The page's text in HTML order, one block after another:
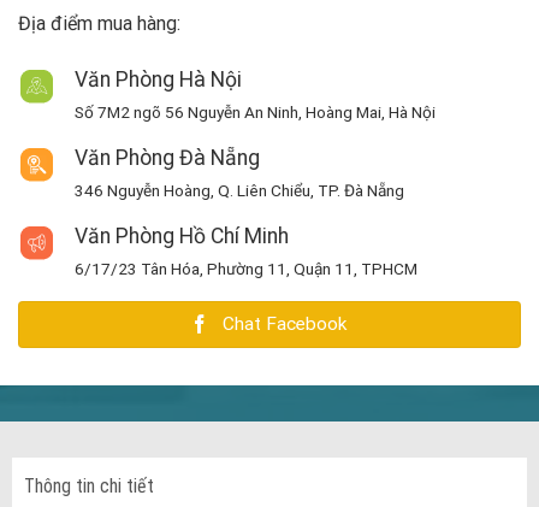
Địa điểm mua hàng:
Văn Phòng Hà Nội
Số 7M2 ngõ 56 Nguyễn An Ninh, Hoàng Mai, Hà Nội
Văn Phòng Đà Nẵng
346 Nguyễn Hoàng, Q. Liên Chiểu, TP. Đà Nẵng
Văn Phòng Hồ Chí Minh
6/17/23 Tân Hóa, Phường 11, Quận 11, TPHCM
Chat Facebook
Thông tin chi tiết